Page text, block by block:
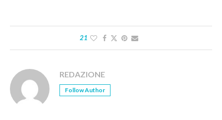
21
REDAZIONE
Follow Author